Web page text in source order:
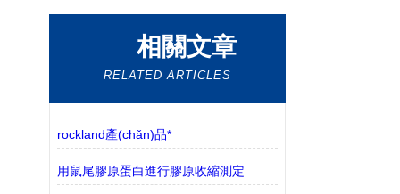
相關文章
RELATED ARTICLES
rockland產(chǎn)品*
用鼠尾膠原蛋白進行膠原收縮測定